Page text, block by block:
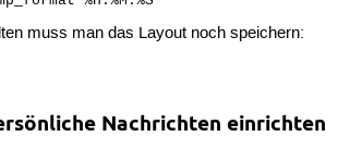
muss man das Layout noch speichern:
Nachrichten einrichten